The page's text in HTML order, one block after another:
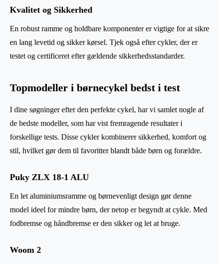
Kvalitet og Sikkerhed
En robust ramme og holdbare komponenter er vigtige for at sikre
en lang levetid og sikker kørsel. Tjek også efter cykler, der er
testet og certificeret efter gældende sikkerhedsstandarder.
Topmodeller i børnecykel bedst i test
I dine søgninger efter den perfekte cykel, har vi samlet nogle af
de bedste modeller, som har vist fremragende resultater i
forskellige tests. Disse cykler kombinerer sikkerhed, komfort og
stil, hvilket gør dem til favoritter blandt både børn og forældre.
Puky ZLX 18-1 ALU
En let aluminiumsramme og børnevenligt design gør denne
model ideel for mindre børn, der netop er begyndt at cykle. Med
fodbremse og håndbremse er den sikker og let at bruge.
Woom 2